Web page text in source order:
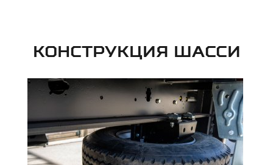
КОНСТРУКЦИЯ ШАССИ